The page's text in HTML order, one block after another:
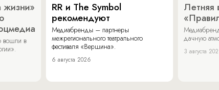
жизни»
вошли в
RR и The Symbol
рекомендуют
Медиабренды – партнеры
межрегионального театрального
фестиваля «Вершина».
6 августа 2026
Летняя
дачную
3 августа